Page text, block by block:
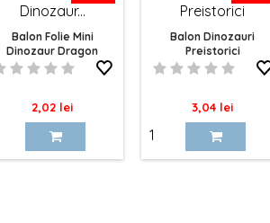
Balon Folie Mini
Dinozaur Dragon
Pret
2,02 lei
Balon Dinozauri
Preistorici
Pret
3,04 lei